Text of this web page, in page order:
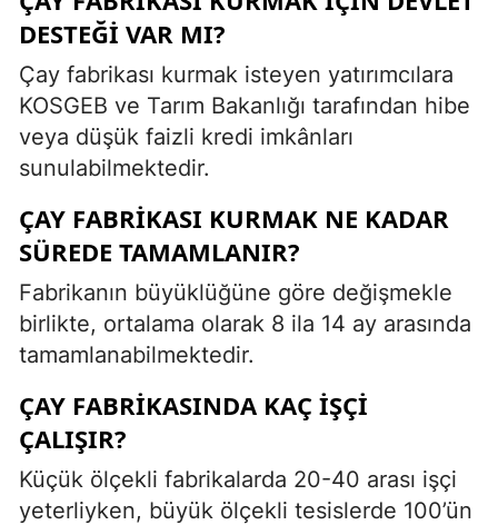
DESTEĞI VAR MI?
Çay fabrikası kurmak isteyen yatırımcılara
KOSGEB ve Tarım Bakanlığı tarafından hibe
veya düşük faizli kredi imkânları
sunulabilmektedir.
ÇAY FABRIKASI KURMAK NE KADAR
SÜREDE TAMAMLANIR?
Fabrikanın büyüklüğüne göre değişmekle
birlikte, ortalama olarak 8 ila 14 ay arasında
tamamlanabilmektedir.
ÇAY FABRIKASINDA KAÇ IŞÇI
ÇALIŞIR?
Küçük ölçekli fabrikalarda 20-40 arası işçi
yeterliyken, büyük ölçekli tesislerde 100’ün